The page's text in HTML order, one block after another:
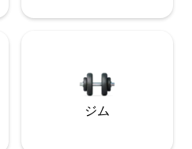
ジム